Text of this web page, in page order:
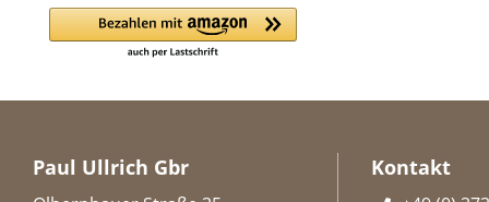
Paul Ullrich Gbr Kontakt